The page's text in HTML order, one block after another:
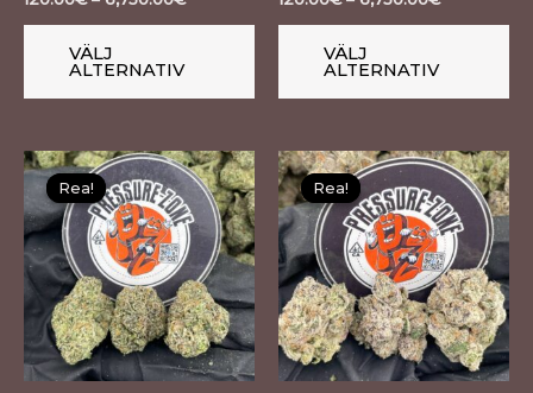
VÄLJ
ALTERNATIV
produktsidan
VÄLJ
ALTERNATIV
Rea!
Rea!
Den
här
produkten
har
flera
varianter.
De
Rea!
Rea!
De